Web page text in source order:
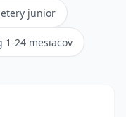
junior
1-24 mesiacov